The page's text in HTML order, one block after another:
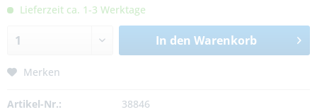
Lieferzeit ca. 1-3 Werktage
In den Warenkorb
Merken
Artikel-Nr.: 38846